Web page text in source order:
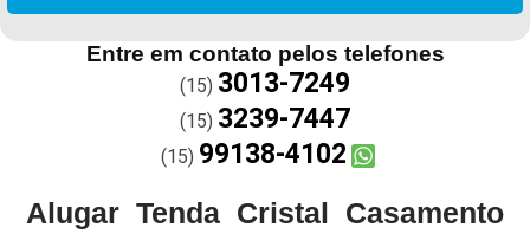
Entre em contato pelos telefones
(15) 3013-7249
(15) 3239-7447
(15) 99138-4102
Alugar Tenda Cristal Casamento